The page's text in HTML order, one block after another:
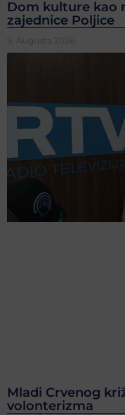
Dom kulture kao
zajednice Poljice
9. Augusta 2026.
Mladi Crvenog
volonterizma